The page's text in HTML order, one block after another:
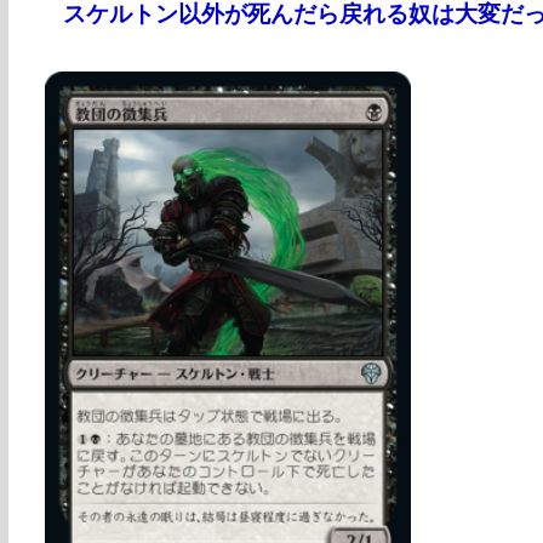
スケルトン以外が死んだら戻れる奴は大変だ